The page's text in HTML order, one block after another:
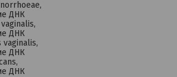
ДНК
ДНК
vaginalis,
ДНК
ДНК